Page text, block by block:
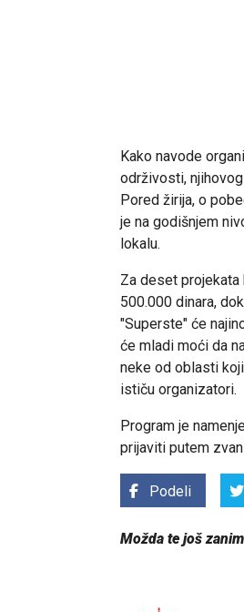
Kako navode
održivosti,
Pored žirija, o
je na godišnjem
lokalu.
Za deset
500.000 dinara,
"Superste" će
će mladi moći da
neke od oblasti
ističu organizatori.
Program je
prijaviti putem
Podeli
Možda te još